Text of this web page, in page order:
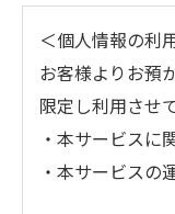
＜個人情報の利
お客様よりお預
限定し利用させ
・本サービスに
・本サービスの